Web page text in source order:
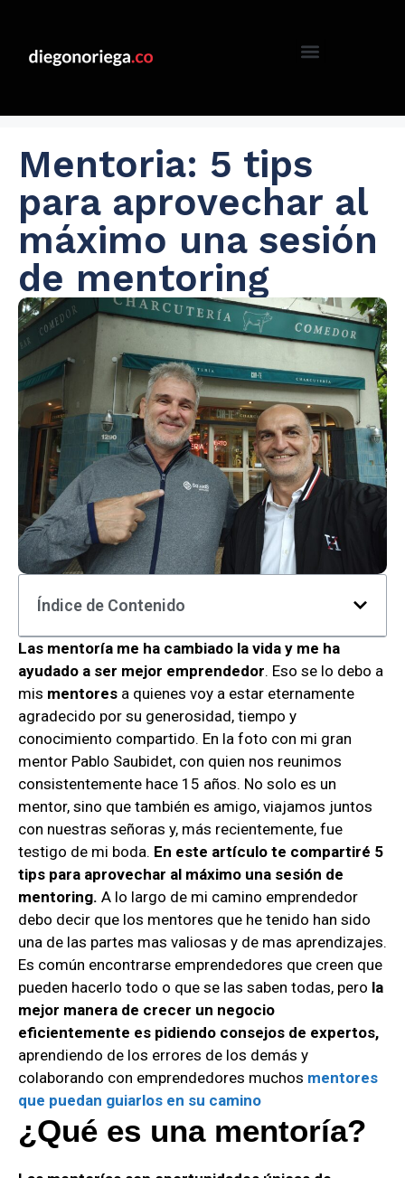
Mentoria: 5 tips
para aprovechar al
máximo una sesión
de mentoring
Índice de Contenido
Las mentoría me ha cambiado la vida y me ha
ayudado a ser mejor emprendedor. Eso se lo debo a
mis mentores a quienes voy a estar eternamente
agradecido por su generosidad, tiempo y
conocimiento compartido. En la foto con mi gran
mentor Pablo Saubidet, con quien nos reunimos
consistentemente hace 15 años. No solo es un
mentor, sino que también es amigo, viajamos juntos
con nuestras señoras y, más recientemente, fue
testigo de mi boda. En este artículo te compartiré 5
tips para aprovechar al máximo una sesión de
mentoring. A lo largo de mi camino emprendedor
debo decir que los mentores que he tenido han sido
una de las partes mas valiosas y de mas aprendizajes.
Es común encontrarse emprendedores que creen que
pueden hacerlo todo o que se las saben todas, pero la
mejor manera de crecer un negocio
eficientemente es pidiendo consejos de expertos,
aprendiendo de los errores de los demás y
colaborando con emprendedores muchos mentores
que puedan guiarlos en su camino
¿Qué es una mentoría?